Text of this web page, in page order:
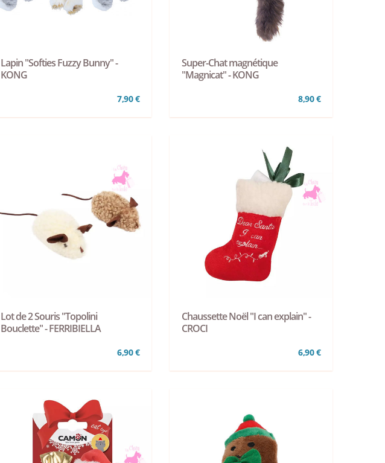
Lapin "Softies Fuzzy Bunny" -
KONG
7,90 €
Super-Chat magnétique
"Magnicat" - KONG
8,90 €
Lot de 2 Souris "Topolini
Bouclette" - FERRIBIELLA
6,90 €
Chaussette Noël "I can explain" -
CROCI
6,90 €